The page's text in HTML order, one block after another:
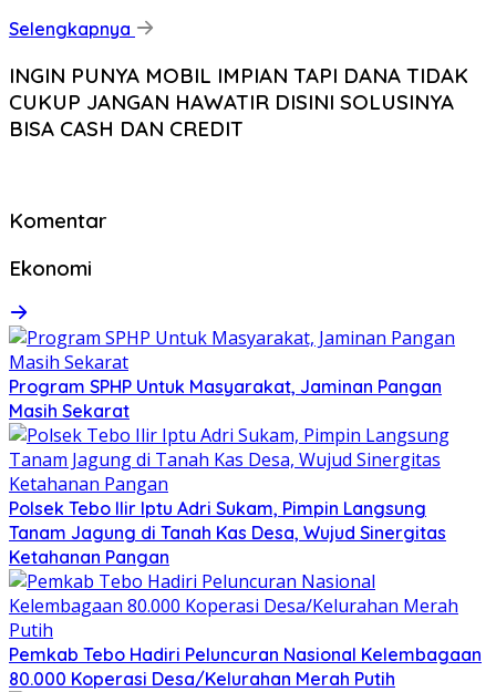
Selengkapnya
INGIN PUNYA MOBIL IMPIAN TAPI DANA TIDAK
CUKUP JANGAN HAWATIR DISINI SOLUSINYA
BISA CASH DAN CREDIT
Komentar
Ekonomi
Program SPHP Untuk Masyarakat, Jaminan Pangan
Masih Sekarat
Polsek Tebo Ilir Iptu Adri Sukam, Pimpin Langsung
Tanam Jagung di Tanah Kas Desa, Wujud Sinergitas
Ketahanan Pangan
Pemkab Tebo Hadiri Peluncuran Nasional Kelembagaan
80.000 Koperasi Desa/Kelurahan Merah Putih